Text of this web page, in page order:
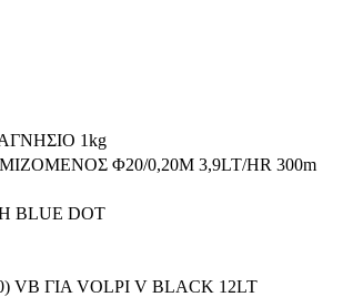
1kg
Φ20/0,20Μ 3,9LT/HR 300m
DOT
VB ΓΙΑ VOLPI V BLACK 12LT